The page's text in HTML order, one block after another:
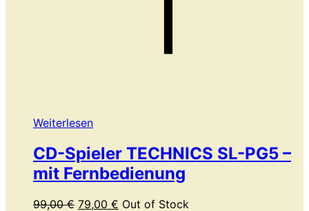
Weiterlesen
CD-Spieler TECHNICS SL-PG5 –
mit Fernbedienung
99,00€ Ursprünglicher
79,00 € Aktueller
Out of Stock